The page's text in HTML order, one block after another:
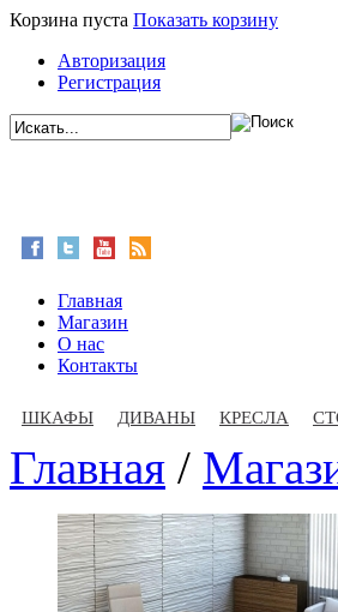
Корзина пуста Показать корзину
Авторизация
Регистрация
Главная
Магазин
О нас
Контакты
ШКАФЫ ДИВАНЫ КРЕСЛА
Главная /